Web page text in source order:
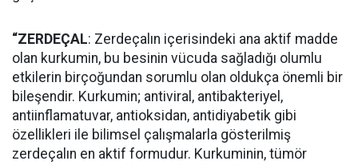
“ZERDEÇAL: Zerdeçalın içerisindeki ana aktif madde
olan kurkumin, bu besinin vücuda sağladığı olumlu
etkilerin birçoğundan sorumlu olan oldukça önemli bir
bileşendir. Kurkumin; antiviral, antibakteriyel,
antiinflamatuvar, antioksidan, antidiyabetik gibi
özellikleri ile bilimsel çalışmalarla gösterilmiş
zerdeçalın en aktif formudur. Kurkuminin, tümör